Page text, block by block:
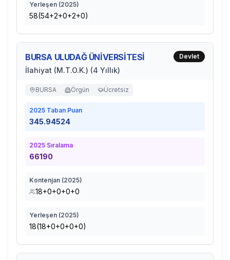
Yerleşen (2025)
58(54+2+0+2+0)
BURSA ULUDAĞ ÜNİVERSİTESİ
İlahiyat (M.T.O.K.) (4 Yıllık)
Devlet
BURSA Örgün Ücretsiz
2025 Taban Puan
345.94524
2025 Sıralama
66190
Kontenjan (2025)
18+0+0+0+0
Yerleşen (2025)
18(18+0+0+0+0)